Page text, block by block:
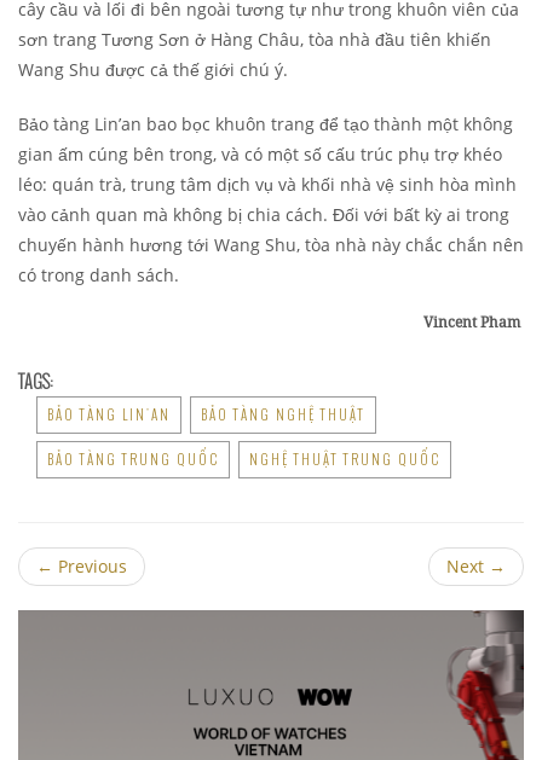
cây cầu và lối đi bên ngoài tương tự như trong khuôn viên của
sơn trang Tương Sơn ở Hàng Châu, tòa nhà đầu tiên khiến
Wang Shu được cả thế giới chú ý.
Bảo tàng Lin’an bao bọc khuôn trang để tạo thành một không
gian ấm cúng bên trong, và có một số cấu trúc phụ trợ khéo
léo: quán trà, trung tâm dịch vụ và khối nhà vệ sinh hòa mình
vào cảnh quan mà không bị chia cách. Đối với bất kỳ ai trong
chuyến hành hương tới Wang Shu, tòa nhà này chắc chắn nên
có trong danh sách.
Vincent Pham
TAGS:
BẢO TÀNG LIN'AN BẢO TÀNG NGHỆ THUẬT
BẢO TÀNG TRUNG QUỐC NGHỆ THUẬT TRUNG QUỐC
← Previous Next →